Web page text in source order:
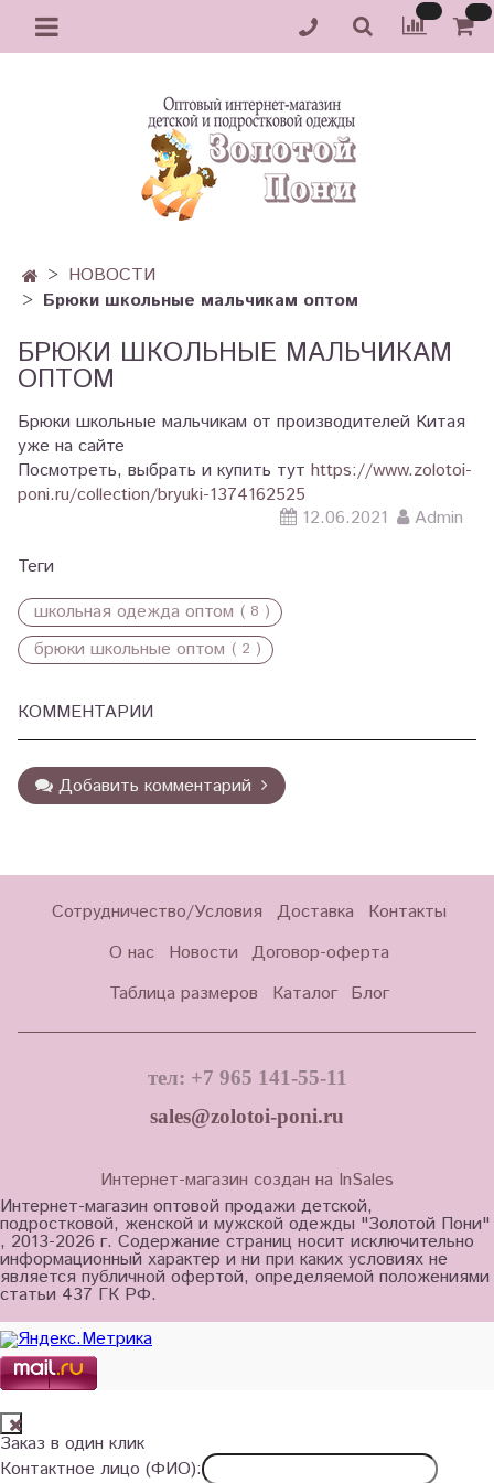
НОВОСТИ
Брюки школьные мальчикам оптом
БРЮКИ ШКОЛЬНЫЕ МАЛЬЧИКАМ
ОПТОМ
Брюки школьные мальчикам от производителей Китая
уже на сайте
Посмотреть, выбрать и купить тут https://www.zolotoi-
poni.ru/collection/bryuki-1374162525
12.06.2021
Admin
Теги
школьная одежда оптом ( 8 )
брюки школьные оптом ( 2 )
КОММЕНТАРИИ
Добавить комментарий
Сотрудничество/Условия Доставка
Контакты
О нас
Новости Договор-оферта
Таблица размеров
Каталог Блог
тел: +7 965 141-55-11
sales@zolotoi-poni.ru
Интернет-магазин создан на InSales
Интернет-магазин оптовой продажи детской,
подростковой, женской и мужской одежды "Золотой Пони"
, 2013-2026 г. Содержание страниц носит исключительно
информационный характер и ни при каких условиях не
является публичной офертой, определяемой положениями
статьи 437 ГК РФ.
Заказ в один клик
Контактное лицо (ФИО):